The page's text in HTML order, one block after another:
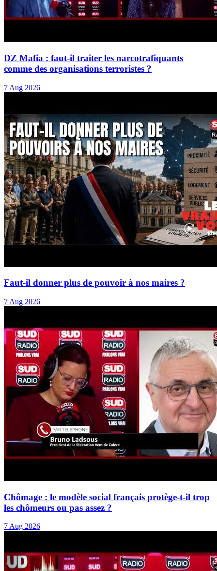
DZ Mafia : faut-il traiter les narcotrafiquants
comme des organisations terroristes ?
7 Aug 2026
Faut-il donner plus de pouvoir à nos maires ?
7 Aug 2026
Chômage : le modèle social français protège-t-il trop
les chômeurs ou pas assez ?
7 Aug 2026